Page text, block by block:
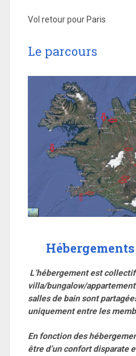
Vol retour pour Paris
Le parcours
L’hébergement est
villa/bungalow/
salles de bain sont
uniquement entre les
En fonction des
être d’un confort disparate